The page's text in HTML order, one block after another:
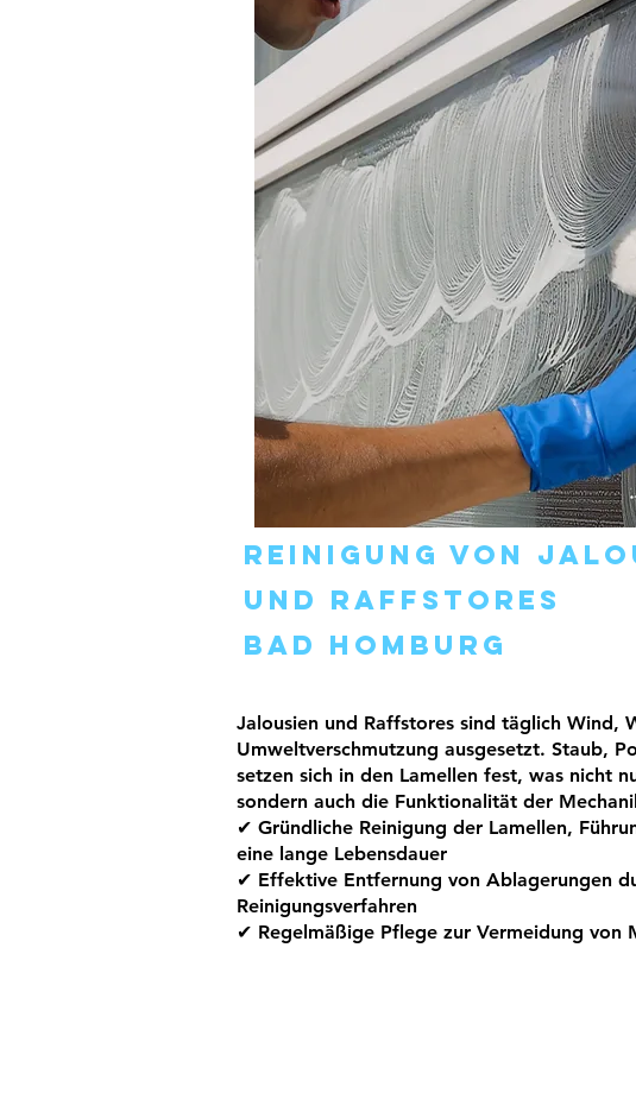
Jalousien und Raffstores sind täglich Wind,
Umweltverschmutzung ausgesetzt. Staub,
setzen sich in den Lamellen fest, was nicht
sondern auch die Funktionalität der
✔ Gründliche Reinigung der Lamellen,
eine lange Lebensdauer
✔ Effektive Entfernung von Ablagerungen
Reinigungsverfahren
✔ Regelmäßige Pflege zur Vermeidung von
Reinigung von
und Raffstores
Bad Homburg